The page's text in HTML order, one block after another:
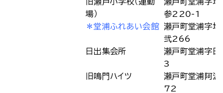
場）
参220-1
＊堂浦ふれあい会館
瀬戸町堂浦字地
弐266
日出集会所
瀬戸町堂浦字
3
旧鳴門ハイツ
瀬戸町堂浦阿波
72